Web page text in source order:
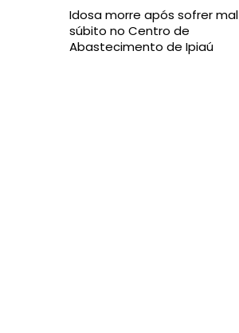
Idosa morre após sofrer mal
súbito no Centro de
Abastecimento de Ipiaú